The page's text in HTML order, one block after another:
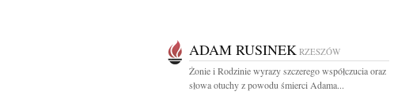
ADAM RUSINEK RZESZÓW
Żonie i Rodzinie wyrazy szczerego współczucia oraz
słowa otuchy z powodu śmierci Adama...